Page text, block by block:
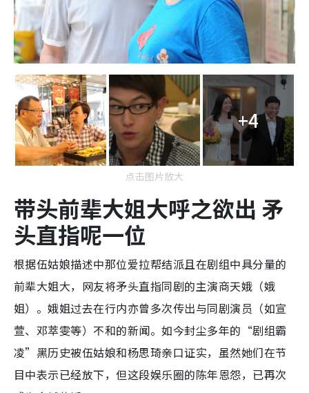
+4
点击图片放大
带头前辈大姐大呼之欲出 矛
头直指呢一位
根据伍姑娘描述中那位爱拉帮结派且在剧组中具分量的
前辈大姐大，网友将矛头直指同剧的主演商天娥（娥
姐）。娥姐过去在行内亦曾多次传出与同剧演员（如宣
萱、邓萃雯等）不和的新闻。如今封尘多年的“剧组霸
凌”黑历史被伍姑娘和杨思琦亲口证实，虽然她们在节
目中表示已经放下，但这段娱乐圈的陈年恩怨，已再次